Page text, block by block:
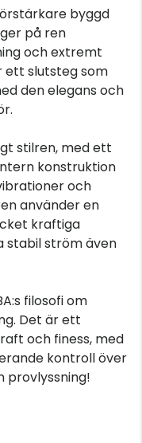
byggd
på ren
och extremt
ett slutsteg som
den elegans och
stilren, med ett
konstruktion
och
använder en
kraftiga
ström även
filosofi om
Det är ett
och finess, med
kontroll över
provlyssning!